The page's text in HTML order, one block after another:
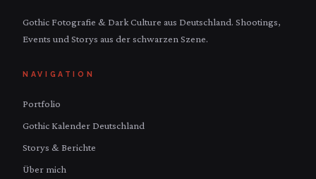
Gothic Fotografie & Dark Culture aus Deutschland. Shootings,
Events und Storys aus der schwarzen Szene.
NAVIGATION
Portfolio
Gothic Kalender Deutschland
Storys & Berichte
Über mich